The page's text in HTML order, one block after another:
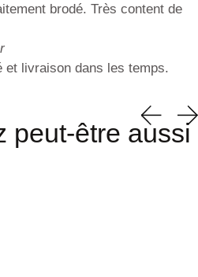
brodé. Très content de
et livraison dans les temps.
peut-être aussi